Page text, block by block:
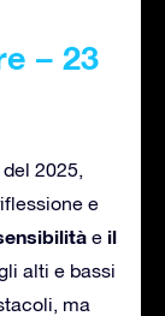
– 23
2025,
e
e il
alti e bassi
ma